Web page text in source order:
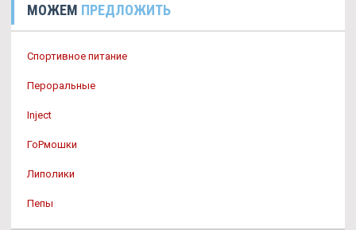
МОЖЕМ ПРЕДЛОЖИТЬ
Спортивное питание
Пероральные
Inject
ГоРмошки
Липолики
Пепы